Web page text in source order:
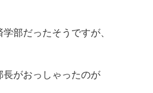
部だったそうですが、
長がおっしゃったのが